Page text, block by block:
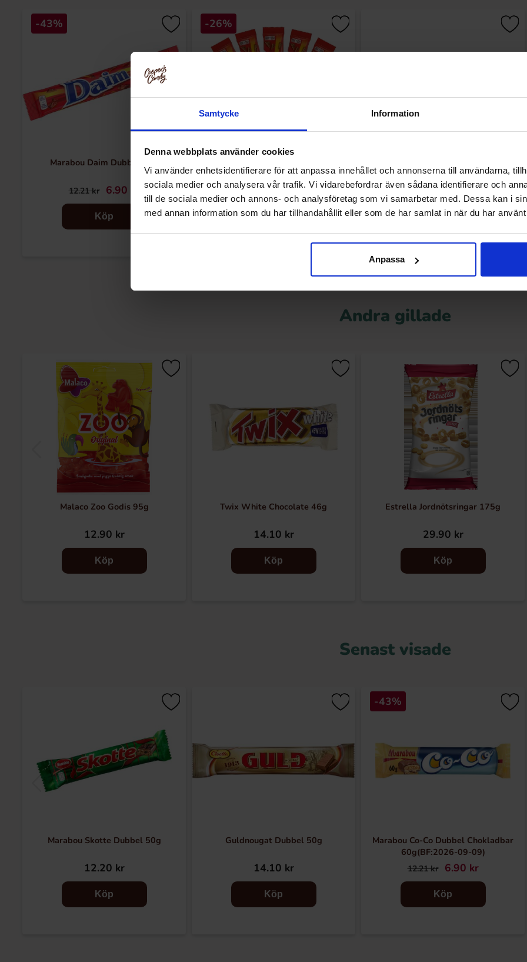
Samtycke Information
Denna webbplats använder cookies
Vi använder enhetsidentifierare för att anpassa innehållet och annonserna till användarna,
sociala medier och analysera vår trafik. Vi vidarebefordrar även sådana identifierare och
till de sociala medier och annons- och analysföretag som vi samarbetar med. Dessa kan i
med annan information som du har tillhandahållit eller som de har samlat in när du har
Anpassa
-43%
Marabou Daim Dubbel 56g
12.21 kr 6.90 kr
Köp
-26%
61.05 kr 44.90 kr
Köp
27.35 kr
Köp
Andra gillade
Malaco Zoo Godis 95g
12.90 kr
Köp
Twix White Chocolate 46g
14.10 kr
Köp
Estrella Jordnötsringar 175g
29.90 kr
Köp
Senast visade
Marabou Skotte Dubbel 50g
12.20 kr
Köp
Guldnougat Dubbel 50g
14.10 kr
Köp
-43%
Marabou Co-Co Dubbel Chokladbar
60g(BF:2026-09-09)
12.21 kr 6.90 kr
Köp